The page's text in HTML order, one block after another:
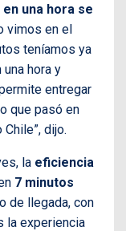
en una hora se
vimos en el
teníamos ya
hora y
entregar
que pasó en
dijo.
la eficiencia
7 minutos
de llegada, con
la experiencia